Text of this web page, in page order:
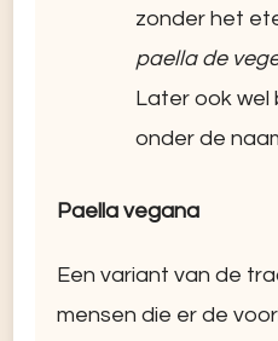
zonder het
paella de
Later ook wel
onder de
Paella vegana
Een variant van de
mensen die er de